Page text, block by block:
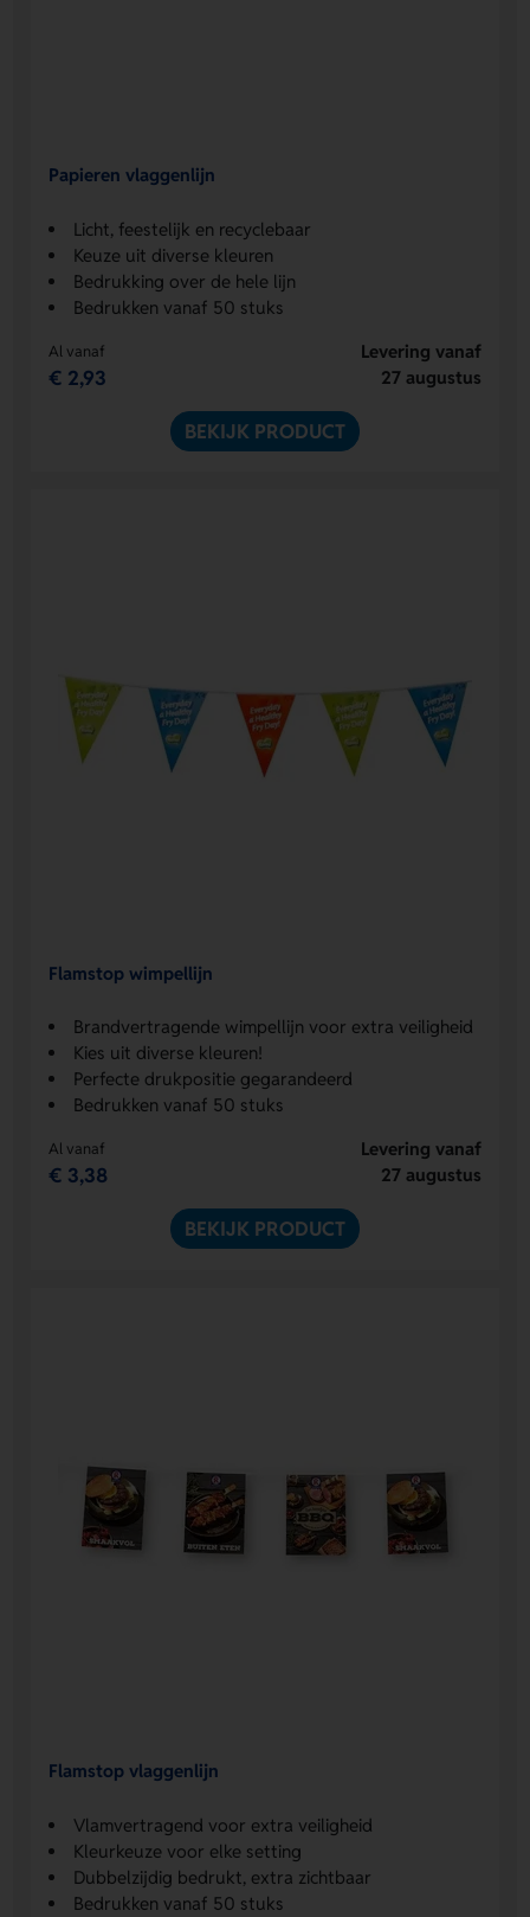
Papieren vlaggenlijn
Licht, feestelijk en recyclebaar
Keuze uit diverse kleuren
Bedrukking over de hele lijn
Bedrukken vanaf 50 stuks
Al vanaf
€ 2,93
Levering vanaf
27 augustus
BEKIJK PRODUCT
Flamstop wimpellijn
Brandvertragende wimpellijn voor extra veiligheid
Kies uit diverse kleuren!
Perfecte drukpositie gegarandeerd
Bedrukken vanaf 50 stuks
Al vanaf
€ 3,38
Levering vanaf
27 augustus
BEKIJK PRODUCT
Flamstop vlaggenlijn
Vlamvertragend voor extra veiligheid
Kleurkeuze voor elke setting
Dubbelzijdig bedrukt, extra zichtbaar
Bedrukken vanaf 50 stuks